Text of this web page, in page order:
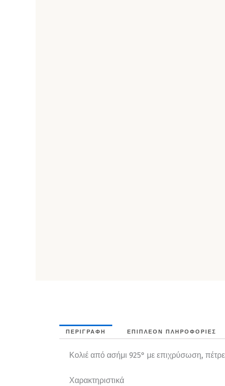
ΠΕΡΙΓΡΑΦΉ ΕΠΙΠΛΈΟΝ ΠΛΗΡΟΦΟΡΊΕΣ
Κολιέ από ασήμι 925° με επιχρύσωση,
Χαρακτηριστικά